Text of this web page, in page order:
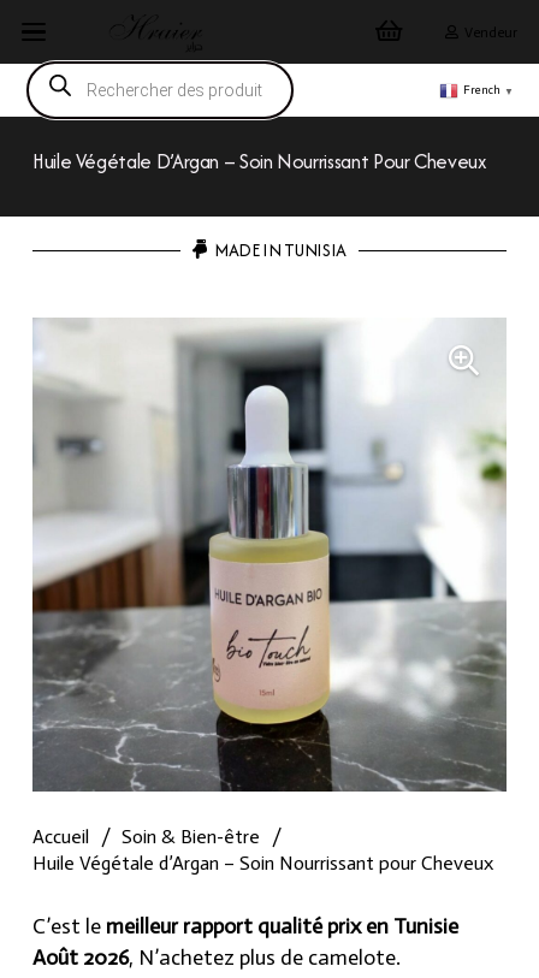
Vendeur
Recherche
de
produits
French ▼
Huile Végétale D’Argan – Soin Nourrissant Pour Cheveux
MADE IN TUNISIA
Accueil / Soin & Bien-être
/
Huile Végétale d’Argan – Soin Nourrissant pour Cheveux
C’est le meilleur rapport qualité prix en Tunisie
Août 2026, N’achetez plus de camelote.